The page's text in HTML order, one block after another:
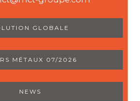
GLOBALE
MÉTAUX 07/2026
NEWS